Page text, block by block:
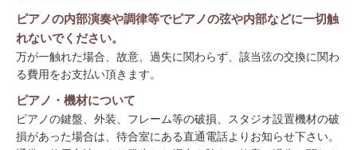
ピアノの内部演奏や調律等でピアノの弦や内部などに一切触
れないでください。
万が一触れた場合、故意、過失に関わらず、該当弦の交換に関わ
る費用をお支払い頂きます。
ピアノ・機材について
ピアノの鍵盤、外装、フレーム等の破損、スタジオ設置機材の破
損があった場合は、待合室にある直通電話よりお知らせ下さい。